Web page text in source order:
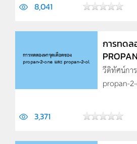
8,041
การทดล
วีดิทัศน์กา
propan-
3,371